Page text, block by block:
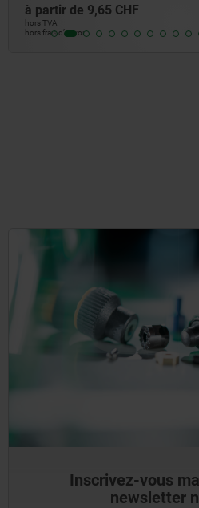
à partir de 9,65 CHF
hors TVA
hors frais d’envoi
Inscrivez-vous
newsletter